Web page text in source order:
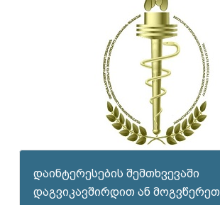
დაინტერესების შემთხვევაში
დაგვიკავშირდით ან მოგვწერეთ